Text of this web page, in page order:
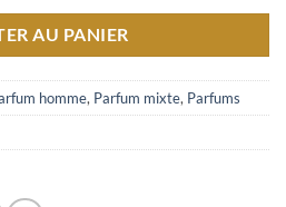
AU PANIER
homme, Parfum mixte, Parfums